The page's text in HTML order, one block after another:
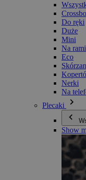
Do ręki
Duże
Mini
Na
Eco
Nerki
Na
Plecaki
Show